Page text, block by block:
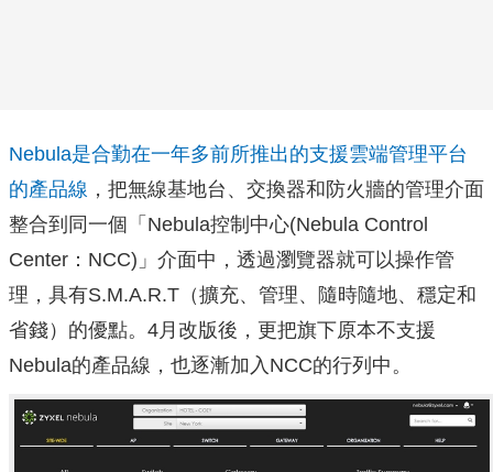
Nebula是合勤在一年多前所推出的支援雲端管理平台
的產品線 ，把無線基地台、交換器和防火牆的管理介面
整合到同一個「Nebula控制中心(Nebula Control
Center：NCC)」介面中，透過瀏覽器就可以操作管
理，具有S.M.A.R.T（擴充、管理、隨時隨地、穩定和
省錢）的優點。4月改版後，更把旗下原本不支援
Nebula的產品線，也逐漸加入NCC的行列中。